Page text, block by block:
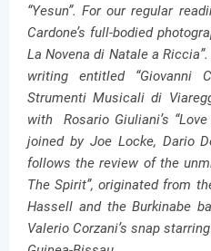
“Yesun”. For our regular
Cardone’s full-bodied
La Novena di Natale a
writing entitled
Strumenti Musicali di
with Rosario Giuliani’s
joined by Joe Locke, Dario
follows the review of the
The Spirit”, originated from
Hassell and the Burkinabe
Valerio Corzani’s snap